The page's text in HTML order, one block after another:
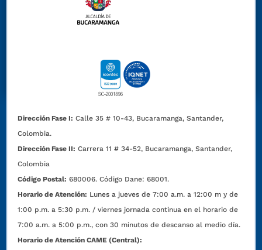
Dirección Fase I: Calle 35 # 10-43, Bucaramanga, Santander,
Colombia.
Dirección Fase II: Carrera 11 # 34-52, Bucaramanga, Santander,
Colombia
Código Postal: 680006. Código Dane: 68001.
Horario de Atención: Lunes a jueves de 7:00 a.m. a 12:00 m y de
1:00 p.m. a 5:30 p.m. / viernes jornada continua en el horario de
7:00 a.m. a 5:00 p.m., con 30 minutos de descanso al medio día.
Horario de Atención CAME (Central):